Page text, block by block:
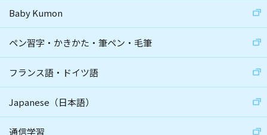
Baby Kumon
ペン習字・かきかた・筆ペン・毛筆
フランス語・ドイツ語
Japanese（日本語）
通信学習